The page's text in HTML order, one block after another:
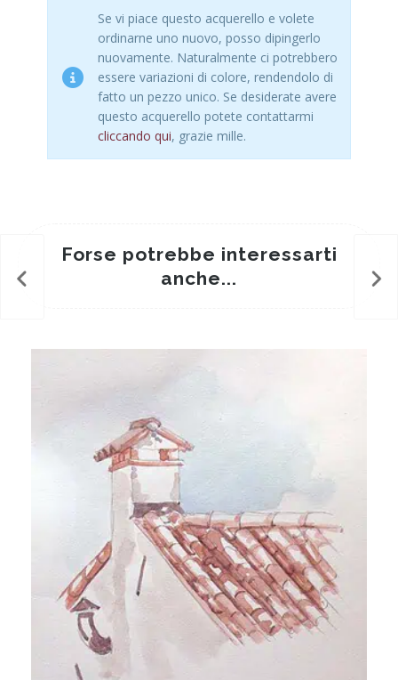
Se vi piace questo acquerello e volete
ordinarne uno nuovo, posso dipingerlo
nuovamente. Naturalmente ci potrebbero
essere variazioni di colore, rendendolo di
fatto un pezzo unico. Se desiderate avere
questo acquerello potete contattarmi
cliccando qui, grazie mille.
Forse potrebbe interessarti
anche...